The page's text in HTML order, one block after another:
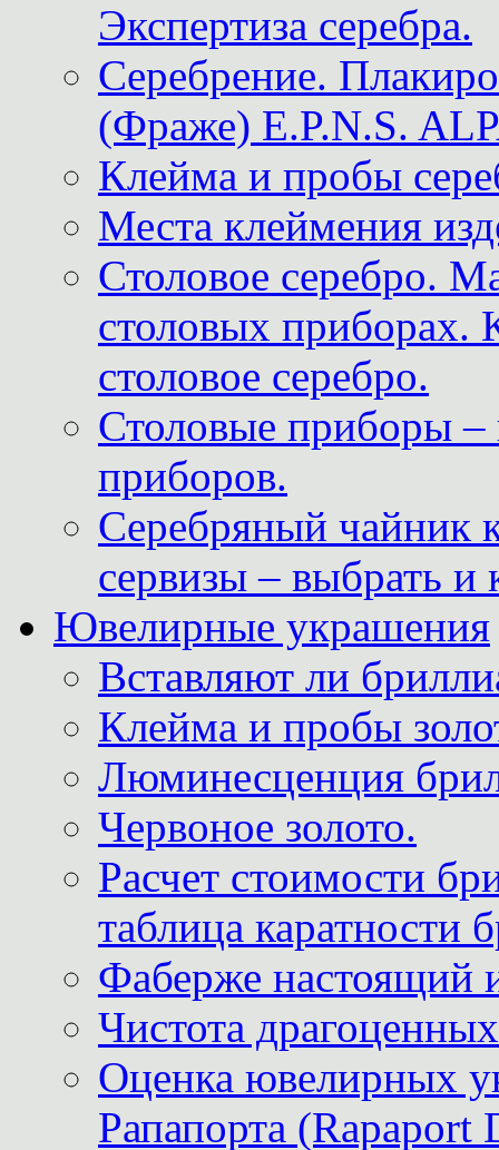
Экспертиза серебра.
Серебрение.
(Фраже) E.P.N.S.
Клейма и пробы
Места клеймения
Столовое серебро.
столовых приборах.
столовое серебро.
Столовые приборы –
приборов.
Серебряный чайник
сервизы – выбрать и
Ювелирные украшения
Вставляют ли
Клейма и пробы
Люминесценция
Червоное золото.
Расчет стоимости
таблица каратности
Фаберже настоящий
Чистота
Оценка ювелирных
Рапапорта (Rapaport